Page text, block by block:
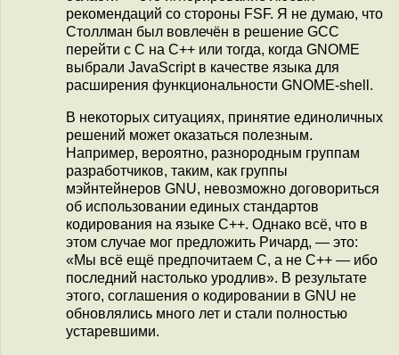
рекомендаций со стороны FSF. Я не думаю, что
Столлман был вовлечён в решение GCC
перейти с C на C++ или тогда, когда GNOME
выбрали JavaScript в качестве языка для
расширения функциональности GNOME-shell.
В некоторых ситуациях, принятие единоличных
решений может оказаться полезным.
Например, вероятно, разнородным группам
разработчиков, таким, как группы
мэйнтейнеров GNU, невозможно договориться
об использовании единых стандартов
кодирования на языке C++. Однако всё, что в
этом случае мог предложить Ричард, — это:
«Мы всё ещё предпочитаем C, а не C++ — ибо
последний настолько уродлив». В результате
этого, соглашения о кодировании в GNU не
обновлялись много лет и стали полностью
устаревшими.